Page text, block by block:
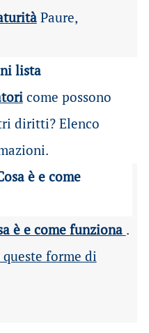
Paure,
come possono
diritti? Elenco
è e come funziona .
forme di